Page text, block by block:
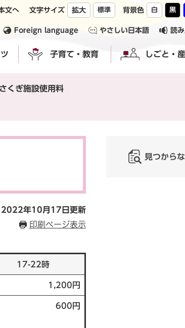
文へ 文字サイズ 拡大 標準 背景色 白 黒
Foreign language やさしい日本語 読
子育て・教育 しごと・
くぎ施設使用料
2022年10月17日更新
印刷ページ表示
17-22時
1,200円
600円
見つから